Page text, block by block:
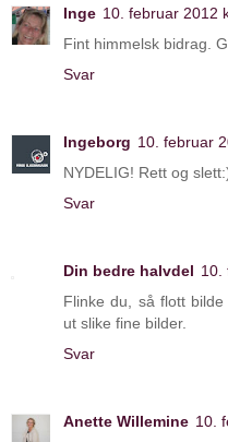
Inge 10. februar 2012
Fint himmelsk bidrag.
Svar
Ingeborg 10. februar
NYDELIG! Rett og
Svar
Din bedre halvdel 10.
Flinke du, så flott
ut slike fine bilder.
Svar
Anette Willemine 10.